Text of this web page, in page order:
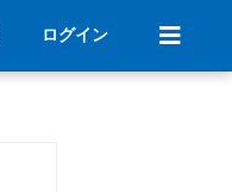
ログイン